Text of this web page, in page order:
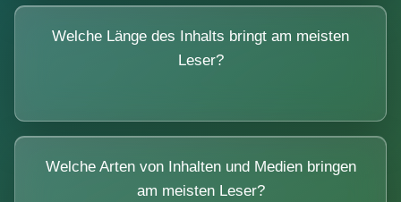
Welche Länge des Inhalts bringt am meisten
Leser?
Welche Arten von Inhalten und Medien bringen
am meisten Leser?